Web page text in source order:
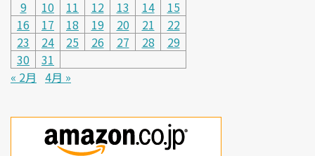
9
10 11 12 13 14
15
16
17 18 19 20 21
22
23
24 25 26 27 28
29
30
31
« 2月 4月 »